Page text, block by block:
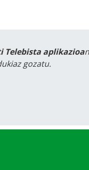
Telebista aplikazioa
gozatu.